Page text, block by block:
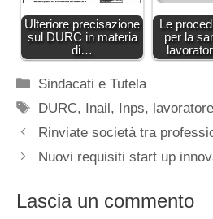
Ulteriore precisazione
sul DURC in materia
di…
Le
per la
Categorie
Sindacati e Tutela
Tag
DURC, Inail, Inps, lavoratore
Rinviate società tra
Nuovi requisiti start up
Lascia un commento